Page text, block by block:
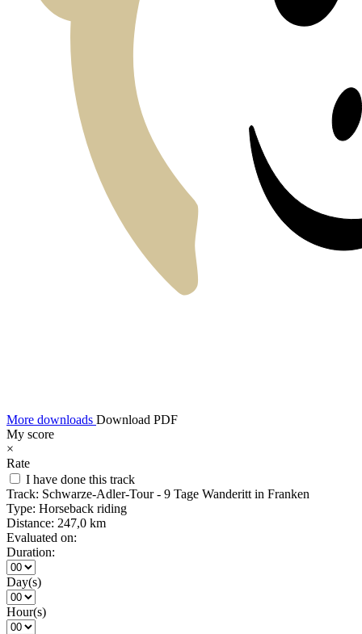
More downloads Download PDF
My score
×
Rate
I have done this track
Track: Schwarze-Adler-Tour - 9 Tage Wanderitt in Franken
Type: Horseback riding
Distance: 247,0 km
Evaluated on:
Duration:
Day(s)
Hour(s)